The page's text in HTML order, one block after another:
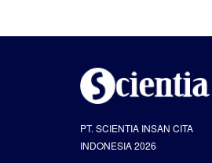
PT. SCIENTIA INSAN CITA
INDONESIA 2026